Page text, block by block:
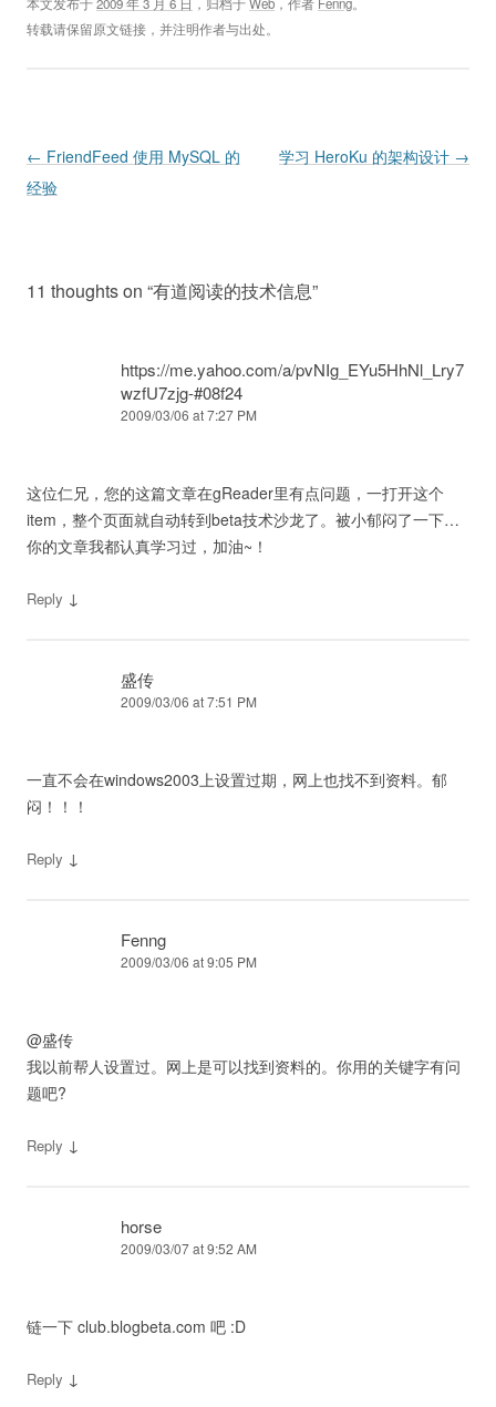
转载请保留原文链接，并注明作者与出处。
Post navigation
← FriendFeed 使用 MySQL 的
经验
学习 HeroKu 的架构设计 →
11 thoughts on “有道阅读的技术信息”
https://me.yahoo.com/a/pvNIg_EYu5HhNl_Lry7
wzfU7zjg-#08f24
2009/03/06 at 7:27 PM
这位仁兄，您的这篇文章在gReader里有点问题，一打开这个
item，整个页面就自动转到beta技术沙龙了。被小郁闷了一下…
你的文章我都认真学习过，加油~！
Reply ↓
盛传
2009/03/06 at 7:51 PM
一直不会在windows2003上设置过期，网上也找不到资料。郁
闷！！！
Reply ↓
Fenng
2009/03/06 at 9:05 PM
@盛传
我以前帮人设置过。网上是可以找到资料的。你用的关键字有问
题吧?
Reply ↓
horse
2009/03/07 at 9:52 AM
链一下 club.blogbeta.com 吧 :D
Reply ↓